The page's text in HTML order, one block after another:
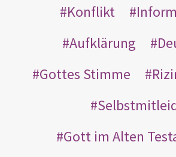
Konflikt
Aufklärung
Gottes Stimme
Gott im Alten